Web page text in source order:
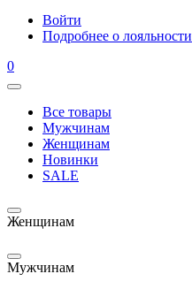
Войти
Подробнее о лояльности
0
Все товары
Мужчинам
Женщинам
Новинки
SALE
Женщинам
Мужчинам